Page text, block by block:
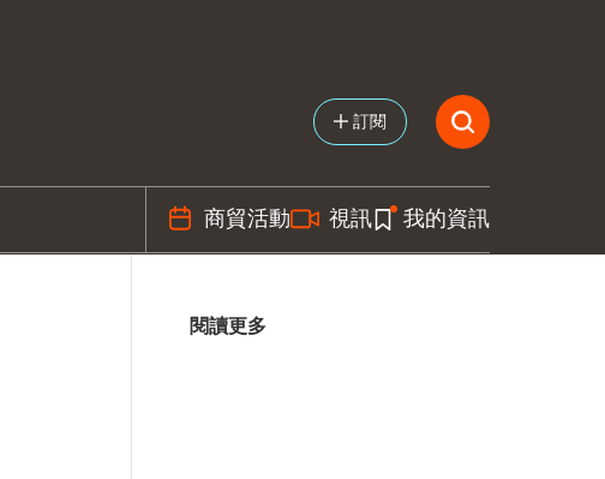
訂閱
商貿活動 視訊 我的資訊
閱讀更多